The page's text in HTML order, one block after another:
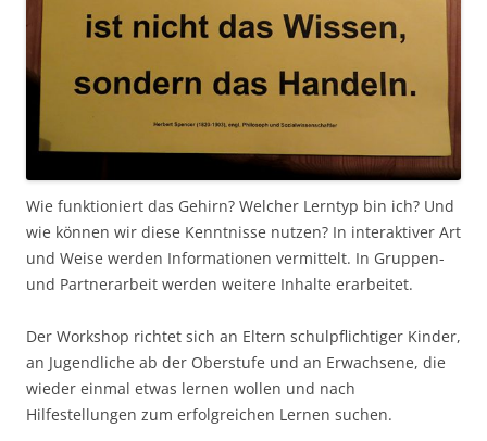
Wie funktioniert das Gehirn? Welcher Lerntyp bin ich? Und
wie können wir diese Kenntnisse nutzen? In interaktiver Art
und Weise werden Informationen vermittelt. In Gruppen-
und Partnerarbeit werden weitere Inhalte erarbeitet.
Der Workshop richtet sich an Eltern schulpflichtiger Kinder,
an Jugendliche ab der Oberstufe und an Erwachsene, die
wieder einmal etwas lernen wollen und nach
Hilfestellungen zum erfolgreichen Lernen suchen.